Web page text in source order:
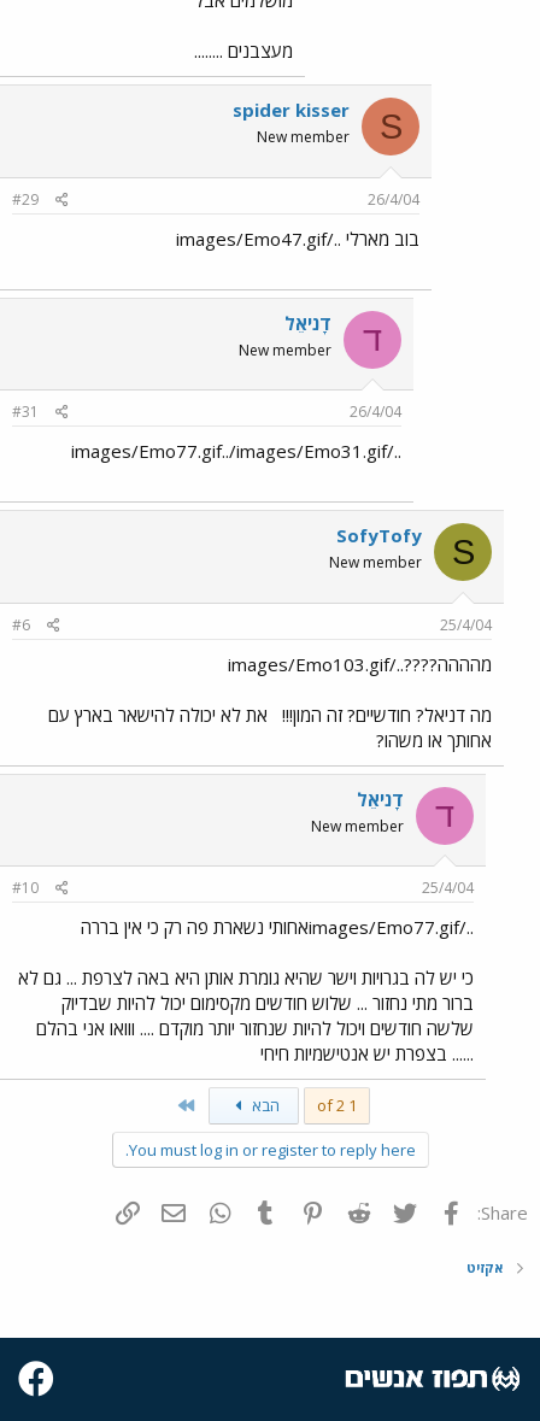
מעצבנים ........
S
spider kisser
New member
26/4/04
#29
בוב מארלי ../images/Emo47.gif
ד דָניאֵל
New member
26/4/04
#31
../images/Emo77.gif../images/Emo31.gif
S
SofyTofy
New member
25/4/04
#6
מהההה????../images/Emo103.gif
מה דניאל? חודשיים? זה המון!!!
את לא יכולה להישאר בארץ עם
אחותך או משהו?
ד דָניאֵל
New member
25/4/04
#10
../images/Emo77.gifאחותי נשארת פה רק כי אין בררה
כי יש לה בגרויות וישר שהיא גומרת אותן היא באה לצרפת ... גם לא
ברור מתי נחזור ... שלוש חודשים מקסימום יכול להיות שבדיוק
שלשה חודשים ויכול להיות שנחזור יותר מוקדם .... ווואו אני בהלם
...... בצפרת יש אנטישמיות חיחי
1 of 2 הבא
You must log in or register to reply here.
Share: פייסבוק Twitter
Reddit
Pinterest
Tumblr
WhatsAppדואר אלקטרוני
אקזיט